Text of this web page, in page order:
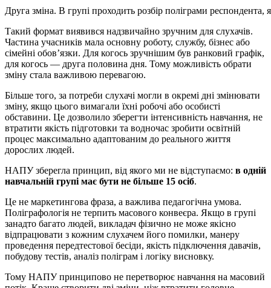
Друга зміна. В групі проходить розбір поліграми
Такий формат виявився надзвичайно зручним для слухачів.
Частина учасників мала основну роботу, службу, бізнес або
сімейні обов’язки. Для когось зручнішим був ранковий графік,
для когось — друга половина дня. Тому можливість обрати
зміну стала важливою перевагою.
Більше того, за потреби слухачі могли в окремі дні змінювати
зміну, якщо цього вимагали їхні робочі або особисті
обставини. Це дозволило зберегти інтенсивність навчання, не
втратити якість підготовки та водночас зробити освітній
процес максимально адаптованим до реального життя
дорослих людей.
НАПУ зберегла принцип, від якого ми не відступаємо: в одній
навчальній групі має бути не більше 15 осіб.
Це не маркетингова фраза, а важлива педагогічна умова.
Поліграфологія не терпить масового конвеєра. Якщо в групі
занадто багато людей, викладач фізично не може якісно
відпрацювати з кожним слухачем його помилки, манеру
проведення передтестової бесіди, якість підключення давачів,
побудову тестів, аналіз поліграм і логіку висновку.
Тому НАПУ принципово не перетворює навчання на масовий